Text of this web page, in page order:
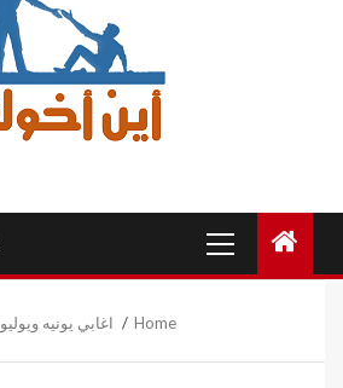
Menu
Home اغابي يونيه ويوليو ١٩٩٨